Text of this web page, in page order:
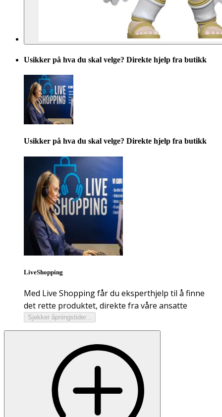
Usikker på hva du skal velge? Direkte hjelp fra butikk
Usikker på hva du skal velge? Direkte hjelp fra butikk
LiveShopping
Med Live Shopping får du eksperthjelp til å finne
det rette produktet, direkte fra våre ansatte
Sjekker åpningstider...